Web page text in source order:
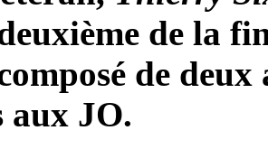
de la
de
aux JO.